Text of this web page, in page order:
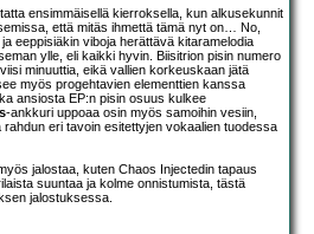
ensimmäisellä kierroksella, kun alkusekunnit
että mitäs ihmettä tämä nyt on… No,
eeppisiäkin viboja herättävä kitaramelodia
ylle, eli kaikki hyvin. Biisitrion pisin numero
minuuttia, eikä vallien korkeuskaan jätä
myös progehtavien elementtien kanssa
ansiosta EP:n pisin osuus kulkee
-ankkuri uppoaa osin myös samoihin vesiin,
eri tavoin esitettyjen vokaalien tuodessa
jalostaa, kuten Chaos Injectedin tapaus
suuntaa ja kolme onnistumista, tästä
jalostuksessa.